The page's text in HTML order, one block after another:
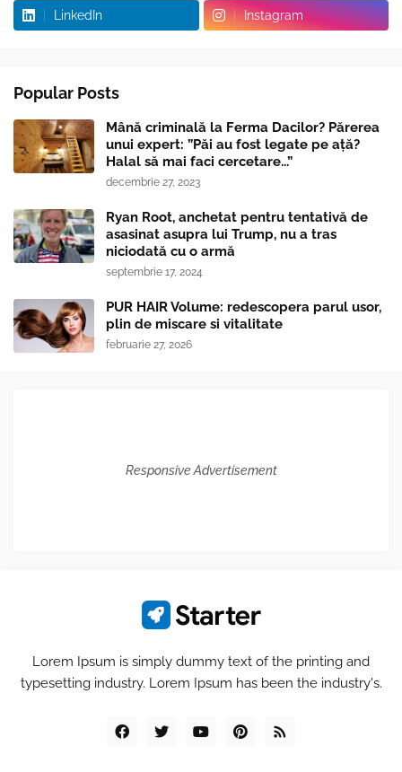
LinkedIn Instagram
Popular Posts
Mână criminală la Ferma Dacilor? Părerea
unui expert: ”Păi au fost legate pe ață?
Halal să mai faci cercetare...”
decembrie 27, 2023
Ryan Root, anchetat pentru tentativă de
asasinat asupra lui Trump, nu a tras
niciodată cu o armă
septembrie 17, 2024
PUR HAIR Volume: redescopera parul usor,
plin de miscare si vitalitate
februarie 27, 2026
Responsive Advertisement
Lorem Ipsum is simply dummy text of the printing and
typesetting industry. Lorem Ipsum has been the industry's.